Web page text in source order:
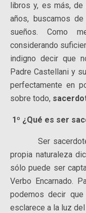
libros y, es más, de
años, buscamos
sueños. Como
considerando
indigno decir que
Padre Castellani y
perfectamente en
sobre todo,
1º ¿Qué es ser
Ser sacerdote
propia naturaleza
sólo puede ser
Verbo Encarnado.
podemos decir
esclarece a la luz